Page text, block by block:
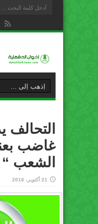
التحالف
غاضب
الشعب “
21 أكتوبر، 2016